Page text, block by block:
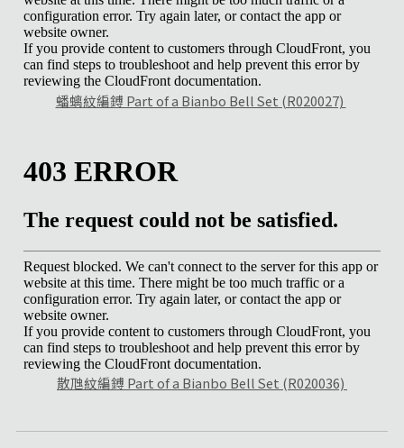
蟠螭紋編鎛 Part of a Bianbo Bell Set (R020027)
散虺紋編鎛 Part of a Bianbo Bell Set (R020036)